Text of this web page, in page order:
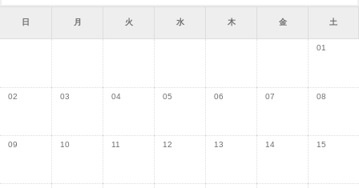
日 月 火 水 木 金 土
01
02 03 04 05 06 07 08
09 10 11 12 13 14 15